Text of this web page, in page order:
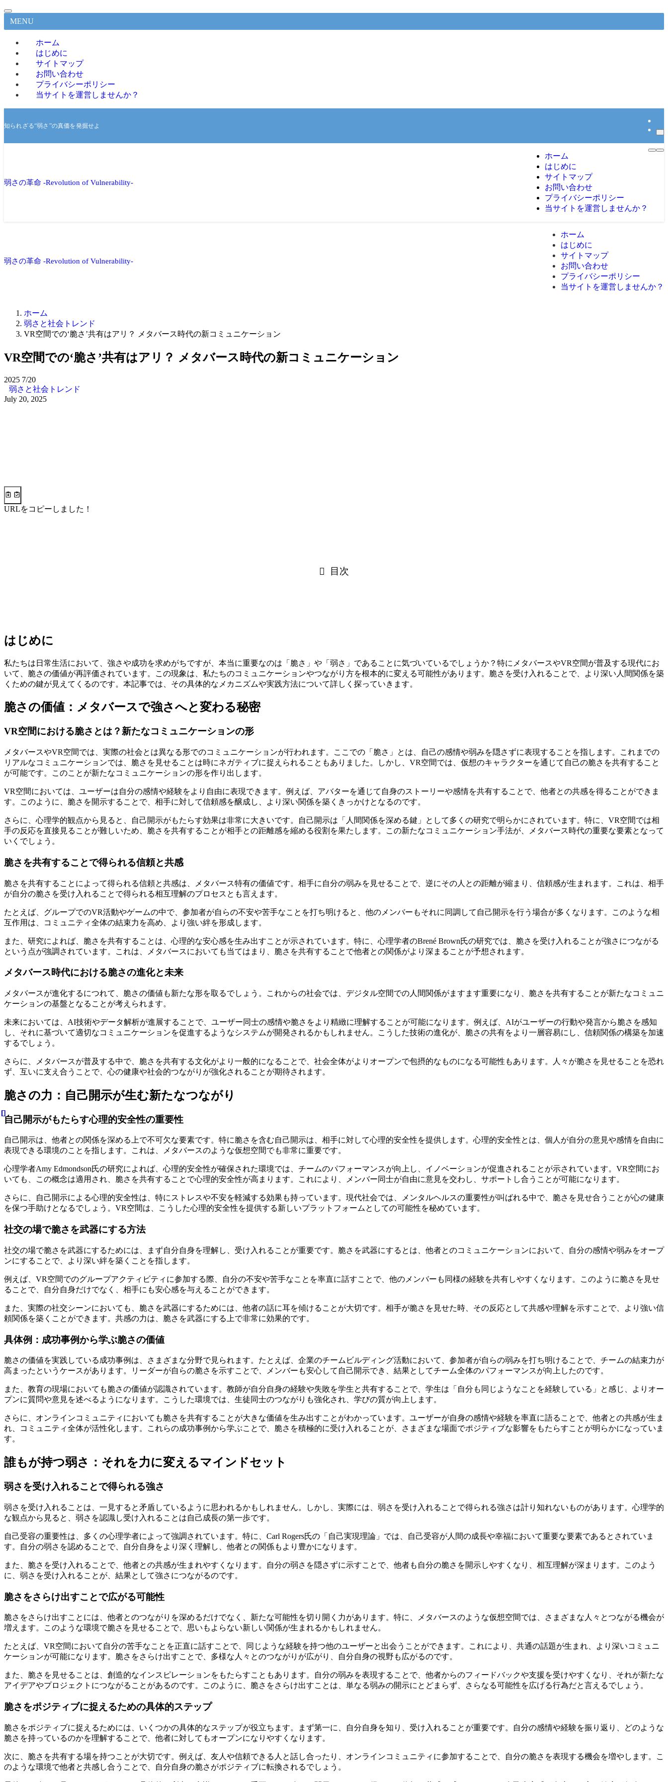
MENU
ホーム
はじめに
サイトマップ
お問い合わせ
プライバシーポリシー
当サイトを運営しませんか？
知られざる“弱さ”の真価を発掘せよ
弱さの革命 -Revolution of Vulnerability-
ホーム
はじめに
サイトマップ
お問い合わせ
プライバシーポリシー
当サイトを運営しませんか？
弱さの革命 -Revolution of Vulnerability-
ホーム
はじめに
サイトマップ
お問い合わせ
プライバシーポリシー
当サイトを運営しませんか？
ホーム
弱さと社会トレンド
VR空間での‘脆さ’共有はアリ？ メタバース時代の新コミュニケーション
VR空間での‘脆さ’共有はアリ？ メタバース時代の新コミュニケーション
2025 7/20
弱さと社会トレンド
July 20, 2025
URLをコピーしました！
目次
はじめに
私たちは日常生活において、強さや成功を求めがちですが、本当に重要なのは「脆さ」や「弱さ」であることに気づいているでしょうか？特にメタバースやVR空間が普及する現代にお
いて、脆さの価値が再評価されています。この現象は、私たちのコミュニケーションやつながり方を根本的に変える可能性があります。脆さを受け入れることで、より深い人間関係を築
くための鍵が見えてくるのです。本記事では、その具体的なメカニズムや実践方法について詳しく探っていきます。
脆さの価値：メタバースで強さへと変わる秘密
VR空間における脆さとは？新たなコミュニケーションの形
メタバースやVR空間では、実際の社会とは異なる形でのコミュニケーションが行われます。ここでの「脆さ」とは、自己の感情や弱みを隠さずに表現することを指します。これまでの
リアルなコミュニケーションでは、脆さを見せることは時にネガティブに捉えられることもありました。しかし、VR空間では、仮想のキャラクターを通じて自己の脆さを共有すること
が可能です。このことが新たなコミュニケーションの形を作り出します。
VR空間においては、ユーザーは自分の感情や経験をより自由に表現できます。例えば、アバターを通じて自身のストーリーや感情を共有することで、他者との共感を得ることができま
す。このように、脆さを開示することで、相手に対して信頼感を醸成し、より深い関係を築くきっかけとなるのです。
さらに、心理学的観点から見ると、自己開示がもたらす効果は非常に大きいです。自己開示は「人間関係を深める鍵」として多くの研究で明らかにされています。特に、VR空間では相
手の反応を直接見ることが難しいため、脆さを共有することが相手との距離感を縮める役割を果たします。この新たなコミュニケーション手法が、メタバース時代の重要な要素となって
いくでしょう。
脆さを共有することで得られる信頼と共感
脆さを共有することによって得られる信頼と共感は、メタバース特有の価値です。相手に自分の弱みを見せることで、逆にその人との距離が縮まり、信頼感が生まれます。これは、相手
が自分の脆さを受け入れることで得られる相互理解のプロセスとも言えます。
たとえば、グループでのVR活動やゲームの中で、参加者が自らの不安や苦手なことを打ち明けると、他のメンバーもそれに同調して自己開示を行う場合が多くなります。このような相
互作用は、コミュニティ全体の結束力を高め、より強い絆を形成します。
また、研究によれば、脆さを共有することは、心理的な安心感を生み出すことが示されています。特に、心理学者のBrené Brown氏の研究では、脆さを受け入れることが強さにつながる
という点が強調されています。これは、メタバースにおいても当てはまり、脆さを共有することで他者との関係がより深まることが予想されます。
メタバース時代における脆さの進化と未来
メタバースが進化するにつれて、脆さの価値も新たな形を取るでしょう。これからの社会では、デジタル空間での人間関係がますます重要になり、脆さを共有することが新たなコミュニ
ケーションの基盤となることが考えられます。
未来においては、AI技術やデータ解析が進展することで、ユーザー同士の感情や脆さをより精緻に理解することが可能になります。例えば、AIがユーザーの行動や発言から脆さを感知
し、それに基づいて適切なコミュニケーションを促進するようなシステムが開発されるかもしれません。こうした技術の進化が、脆さの共有をより一層容易にし、信頼関係の構築を加速
するでしょう。
さらに、メタバースが普及する中で、脆さを共有する文化がより一般的になることで、社会全体がよりオープンで包摂的なものになる可能性もあります。人々が脆さを見せることを恐れ
ず、互いに支え合うことで、心の健康や社会的つながりが強化されることが期待されます。
脆さの力：自己開示が生む新たなつながり
自己開示がもたらす心理的安全性の重要性
自己開示は、他者との関係を深める上で不可欠な要素です。特に脆さを含む自己開示は、相手に対して心理的安全性を提供します。心理的安全性とは、個人が自分の意見や感情を自由に
表現できる環境のことを指します。これは、メタバースのような仮想空間でも非常に重要です。
心理学者Amy Edmondson氏の研究によれば、心理的安全性が確保された環境では、チームのパフォーマンスが向上し、イノベーションが促進されることが示されています。VR空間にお
いても、この概念は適用され、脆さを共有することで心理的安全性が高まります。これにより、メンバー同士が自由に意見を交わし、サポートし合うことが可能になります。
さらに、自己開示による心理的安全性は、特にストレスや不安を軽減する効果も持っています。現代社会では、メンタルヘルスの重要性が叫ばれる中で、脆さを見せ合うことが心の健康
を保つ手助けとなるでしょう。VR空間は、こうした心理的安全性を提供する新しいプラットフォームとしての可能性を秘めています。
社交の場で脆さを武器にする方法
社交の場で脆さを武器にするためには、まず自分自身を理解し、受け入れることが重要です。脆さを武器にするとは、他者とのコミュニケーションにおいて、自分の感情や弱みをオープ
ンにすることで、より深い絆を築くことを指します。
例えば、VR空間でのグループアクティビティに参加する際、自分の不安や苦手なことを率直に話すことで、他のメンバーも同様の経験を共有しやすくなります。このように脆さを見せ
ることで、自分自身だけでなく、相手にも安心感を与えることができます。
また、実際の社交シーンにおいても、脆さを武器にするためには、他者の話に耳を傾けることが大切です。相手が脆さを見せた時、その反応として共感や理解を示すことで、より強い信
頼関係を築くことができます。共感の力は、脆さを武器にする上で非常に効果的です。
具体例：成功事例から学ぶ脆さの価値
脆さの価値を実践している成功事例は、さまざまな分野で見られます。たとえば、企業のチームビルディング活動において、参加者が自らの弱みを打ち明けることで、チームの結束力が
高まったというケースがあります。リーダーが自らの脆さを示すことで、メンバーも安心して自己開示でき、結果としてチーム全体のパフォーマンスが向上したのです。
また、教育の現場においても脆さの価値が認識されています。教師が自分自身の経験や失敗を学生と共有することで、学生は「自分も同じようなことを経験している」と感じ、よりオー
プンに質問や意見を述べるようになります。こうした環境では、生徒同士のつながりも強化され、学びの質が向上します。
さらに、オンラインコミュニティにおいても脆さを共有することが大きな価値を生み出すことがわかっています。ユーザーが自身の感情や経験を率直に語ることで、他者との共感が生ま
れ、コミュニティ全体が活性化します。これらの成功事例から学ぶことで、脆さを積極的に受け入れることが、さまざまな場面でポジティブな影響をもたらすことが明らかになっていま
す。
誰もが持つ弱さ：それを力に変えるマインドセット
弱さを受け入れることで得られる強さ
弱さを受け入れることは、一見すると矛盾しているように思われるかもしれません。しかし、実際には、弱さを受け入れることで得られる強さは計り知れないものがあります。心理学的
な観点から見ると、弱さを認識し受け入れることは自己成長の第一歩です。
自己受容の重要性は、多くの心理学者によって強調されています。特に、Carl Rogers氏の「自己実現理論」では、自己受容が人間の成長や幸福において重要な要素であるとされていま
す。自分の弱さを認めることで、自分自身をより深く理解し、他者との関係もより豊かになります。
また、脆さを受け入れることで、他者との共感が生まれやすくなります。自分の弱さを隠さずに示すことで、他者も自分の脆さを開示しやすくなり、相互理解が深まります。このよう
に、弱さを受け入れることが、結果として強さにつながるのです。
脆さをさらけ出すことで広がる可能性
脆さをさらけ出すことには、他者とのつながりを深めるだけでなく、新たな可能性を切り開く力があります。特に、メタバースのような仮想空間では、さまざまな人々とつながる機会が
増えます。このような環境で脆さを見せることで、思いもよらない新しい関係が生まれるかもしれません。
たとえば、VR空間において自分の苦手なことを正直に話すことで、同じような経験を持つ他のユーザーと出会うことができます。これにより、共通の話題が生まれ、より深いコミュニ
ケーションが可能になります。脆さをさらけ出すことで、多様な人々とのつながりが広がり、自分自身の視野も広がるのです。
また、脆さを見せることは、創造的なインスピレーションをもたらすこともあります。自分の弱みを表現することで、他者からのフィードバックや支援を受けやすくなり、それが新たな
アイデアやプロジェクトにつながることがあるのです。このように、脆さをさらけ出すことは、単なる弱みの開示にとどまらず、さらなる可能性を広げる行為だと言えるでしょう。
脆さをポジティブに捉えるための具体的ステップ
脆さをポジティブに捉えるためには、いくつかの具体的なステップが役立ちます。まず第一に、自分自身を知り、受け入れることが重要です。自分の感情や経験を振り返り、どのような
脆さを持っているのかを理解することで、他者に対してもオープンになりやすくなります。
次に、脆さを共有する場を持つことが大切です。例えば、友人や信頼できる人と話し合ったり、オンラインコミュニティに参加することで、自分の脆さを表現する機会を増やします。こ
のような環境で他者と共感し合うことで、自分自身の脆さがポジティブに転換されるでしょう。